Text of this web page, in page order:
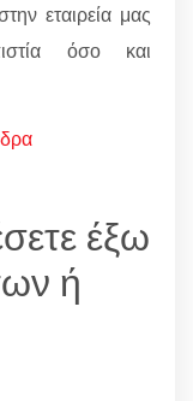
εταιρεία μας
όσο και
έξω
ή